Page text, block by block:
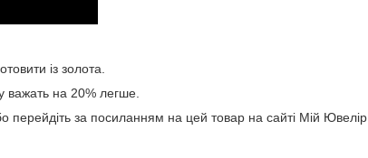
із золота.
важать на 20% легше.
за посиланням на цей товар на сайті Мій Ювелір